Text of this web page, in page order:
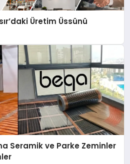
Üretim Üssünü
Seramik ve Parke Zeminler